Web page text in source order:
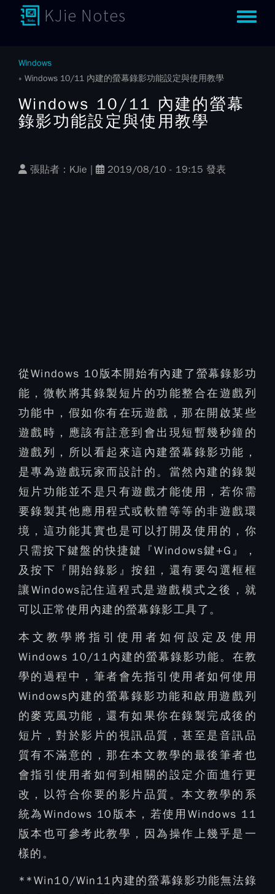
KJie Notes Toggle
Windows
Windows 10/11 內建的螢幕錄影功能設定與使用教學
Windows 10/11 內建的螢幕
錄影功能設定與使用教學
張貼者： KJie 2019/08/10 - 19:15 發表
從Windows 10版本開始有內建了螢幕錄影功
能，微軟將其錄製短片的功能整合在遊戲列
功能中，假如你有在玩遊戲，那在開啟某些
遊戲時，應該有註意到會出現短暫幾秒鐘的
遊戲列，所以看起來這內建螢幕錄影功能，
是專為遊戲玩家而設計的。當然內建的錄製
短片功能並不是只有遊戲才能使用，若你需
要錄製其他應用程式或軟體等等的非遊戲環
境，這功能其實也是可以打開及使用的，你
只需按下鍵盤的快捷鍵『Windows鍵+G』，
及按下『開始錄影』按鈕，還有要勾選框框
讓Windows記住這程式是遊戲模式之後，就
可以正常使用內建的螢幕錄影工具了。
本文教學將指引使用者如何設定及使用
Windows 10/11內建的螢幕錄影功能。在教
學的過程中，筆者會先指引使用者如何使用
Windows內建的螢幕錄影功能和啟用遊戲列
的麥克風功能，還有如果你在錄製完成後的
短片，對於影片的視訊品質，甚至是音訊品
質有不滿意的，那在本文教學的最後筆者也
會指引使用者如何到相關的設定介面進行更
改，以符合你要的影片品質。本文教學的系
統為Windows 10版本，若使用Windows 11
版本也可參考此教學，因為操作上幾乎是一
樣的。
**Win10/Win11內建的螢幕錄影功能無法錄